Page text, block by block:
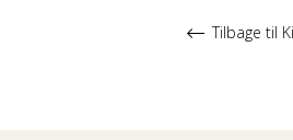
Tilbage til